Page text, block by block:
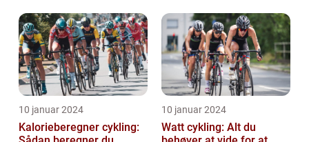
10 januar 2024
Kalorieberegner cykling:
10 januar 2024
Watt cykling: Alt du